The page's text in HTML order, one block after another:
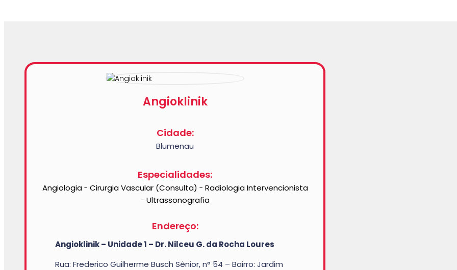
Angioklinik
Cidade:
Blumenau
Especialidades:
Angiologia- Cirurgia Vascular (Consulta) - Radiologia Intervencionista
- Ultrassonografia
Endereço:
Angioklinik – Unidade 1 – Dr. Nilceu G. da Rocha Loures
Rua: Frederico Guilherme Busch Sênior, n° 54 – Bairro: Jardim